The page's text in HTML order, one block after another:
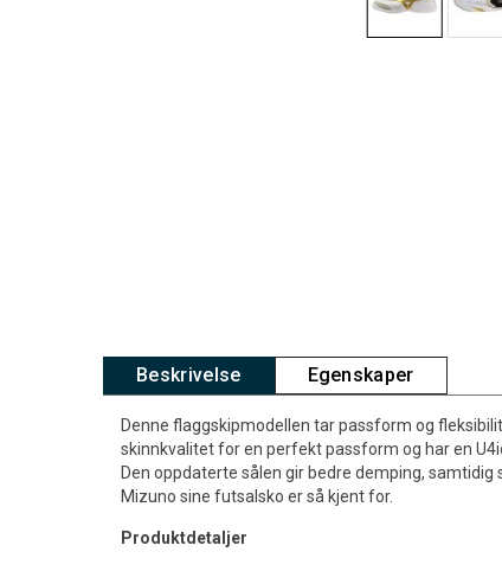
Beskrivelse Egenskaper
Denne flaggskipmodellen tar passform og
skinnkvalitet for en perfekt passform og har en
Den oppdaterte sålen gir bedre demping,
Mizuno sine futsalsko er så kjent for.
Produktdetaljer